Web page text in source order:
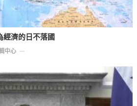
濟的日不落國
中心